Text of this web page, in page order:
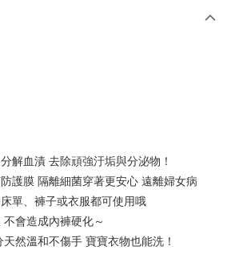
不要です。商品はご指定の住所に配送されま
ッシュ通知が届きます。
いは不要です。商品を確かめてから、SMSまた
4大コンビニ、またはATM/オンラインバンキン
日以内ですので、ご注意ください。AFTEE アプ
会員になるとお支払い期限を最長 45 日以内
請求した期日と、AFTEEで延長できる日数をも
で注文すると、商品を受け取るまで支払い期限
以上で送料無料
以上で送料無料
以上で送料無料
解血漬 去除頑強汙垢與分泌物！
護膜 隔離細菌穿著更安心 遠離婦女病
單、褲子或衣服都可使用哦
會造成內褲硬化～
然溫和不傷手 寶寶衣物也能洗！